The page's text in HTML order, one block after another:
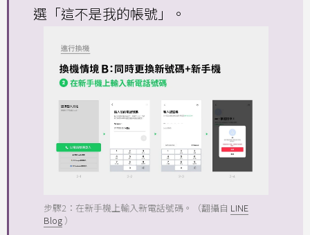
選「這不是我的帳號」。
步驟2：在新手機上輸入新電話號碼。（翻攝自 LINE
Blog ）